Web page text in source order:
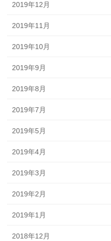
2019年12月
2019年11月
2019年10月
2019年9月
2019年8月
2019年7月
2019年5月
2019年4月
2019年3月
2019年2月
2019年1月
2018年12月